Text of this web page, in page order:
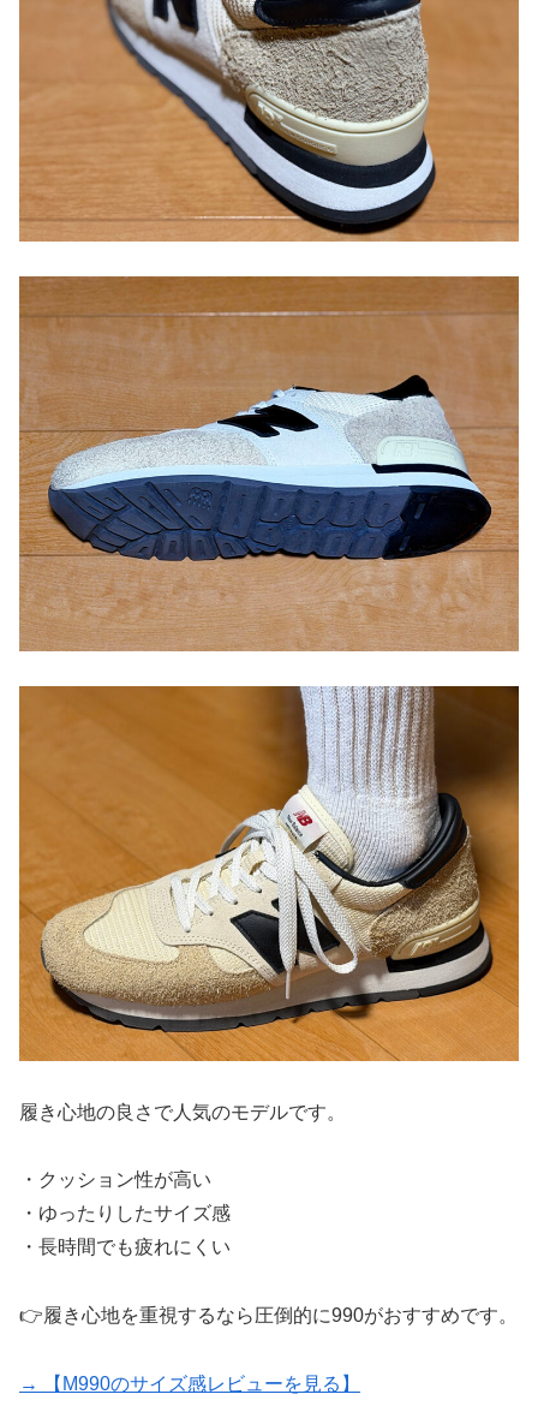
履き心地の良さで人気のモデルです。
・クッション性が高い
・ゆったりしたサイズ感
・長時間でも疲れにくい
👉履き心地を重視するなら圧倒的に990がおすすめです。
→ 【M990のサイズ感レビューを見る】